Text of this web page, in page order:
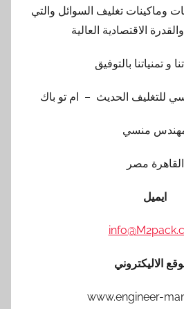
وماكينات تغليف السوائل والتي
الاقتصادية العالية
و تمنياتنا بالتوفيق
للتغليف الحديث – ام تو باك
منسي
القاهرة مصر
ايميل
الاليكتروني
www.engineer-